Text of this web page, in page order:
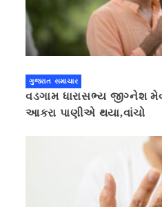
ગુજરાત સમાચાર
વડગામ ધારાસભ્ય જીગ્નેશ
આકરા પાણીએ થયા,વાંચો